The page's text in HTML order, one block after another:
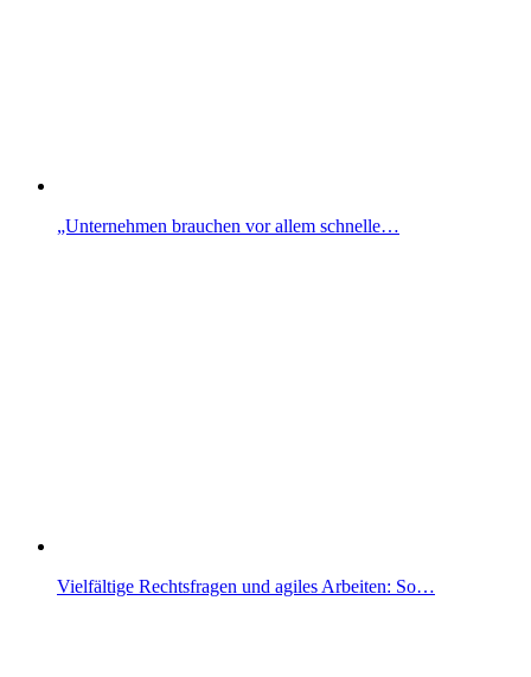
„Unternehmen brauchen vor allem schnelle…
Vielfältige Rechtsfragen und agiles Arbeiten: So…